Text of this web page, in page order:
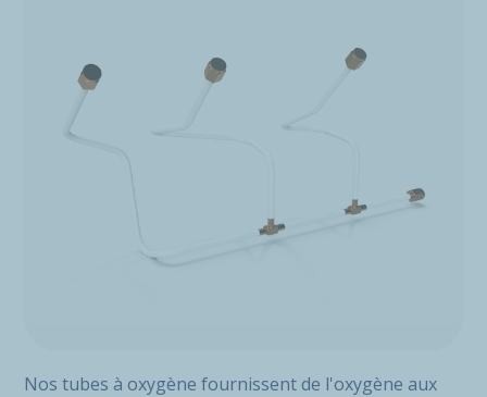
Nos tubes à oxygène fournissent de l'oxygène aux